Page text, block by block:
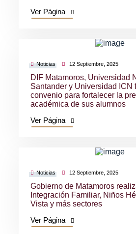
Ver Página
Noticias 12 Septiembre, 2025
DIF Matamoros, Universidad
Santander y Universidad ICN
convenio para fortalecer la
académica de sus alumnos
Ver Página
Noticias 12 Septiembre, 2025
Gobierno de Matamoros
Integración Familiar, Niños
Vista y más sectores
Ver Página